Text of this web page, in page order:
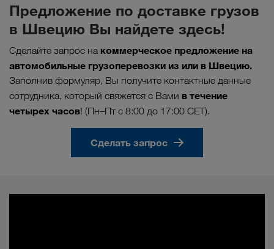
Предложение по доставке грузов
в Швецию Вы найдете здесь!
Сделайте запрос на коммерческое предложение на
автомобильные грузоперевозки из или в Швецию.
Заполнив формуляр, Вы получите контактные данные
сотрудника, который свяжется с Вами в течение
четырех часов! (Пн–Пт с 8:00 до 17:00 CET).
Сделать запрос